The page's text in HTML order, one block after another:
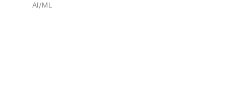
AI/ML